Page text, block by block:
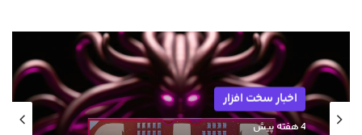
اخبار سخت افزار
اخبار سخت افزار